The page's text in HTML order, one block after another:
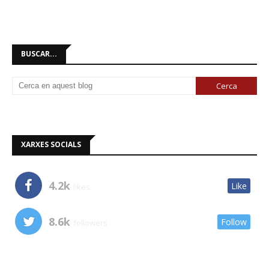
BUSCAR...
XARXES SOCIALS
4.2k Like
8.6k Follow